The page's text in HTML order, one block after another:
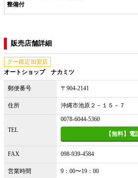
整備付
販売店舗詳細
グー鑑定加盟店
オートショップ ナカミツ
郵便番号 〒904-2141
住所 沖縄市池原２－１５－７
TEL
0078-6044-5360
【無料】
FAX 098-939-4584
営業時間 9：00〜19：00